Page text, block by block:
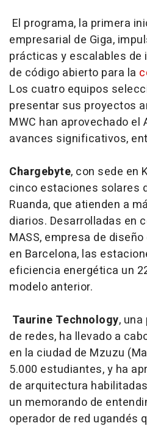
El programa, la primera
empresarial de Giga,
prácticas y escalables
de código abierto para la
Los cuatro equipos
presentar sus proyectos
MWC han aprovechado
avances significativos,
Chargebyte, con sede en
cinco estaciones solares
Ruanda, que atienden a
diarios. Desarrolladas en
MASS, empresa de
en Barcelona, las
eficiencia energética un
modelo anterior.
Taurine Technology,
de redes, ha llevado a
en la ciudad de Mzuzu
5.000 estudiantes, y ha
de arquitectura
un memorando de
operador de red ugandés